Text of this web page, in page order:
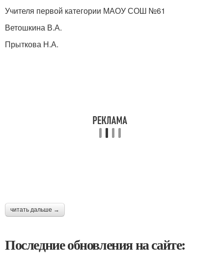
Учителя первой категории МАОУ СОШ №61
Ветошкина В.А.
Прыткова Н.А.
читать дальше →
Последние обновления на сайте: